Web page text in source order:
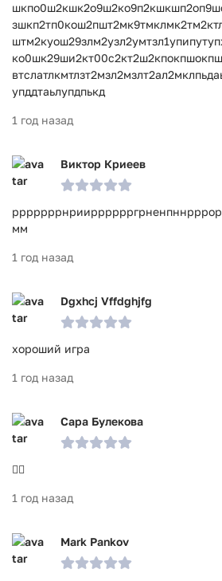
упддтаьлупдпькд
1 год назад
Виктор Криеев
мм
1 год назад
Dgxhcj Vffdghjfg
хороший игра
1 год назад
Сара Булекова
👍🏻
1 год назад
Mark Pankov